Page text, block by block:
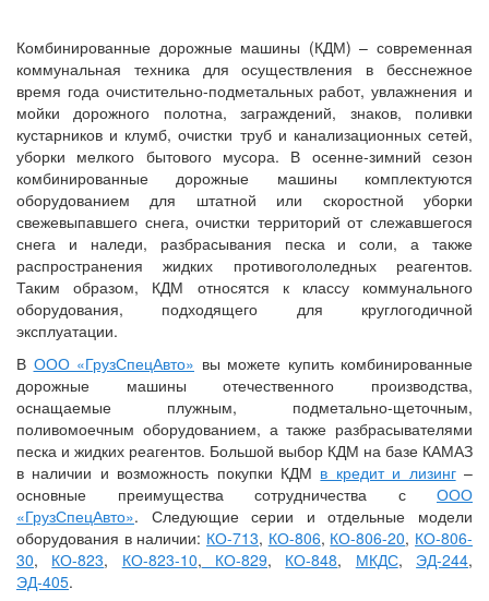
Комбинированные дорожные машины (КДМ) – современная
коммунальная техника для осуществления в бесснежное
время года очистительно-подметальных работ, увлажнения и
мойки дорожного полотна, заграждений, знаков, поливки
кустарников и клумб, очистки труб и канализационных сетей,
уборки мелкого бытового мусора. В осенне-зимний сезон
комбинированные дорожные машины комплектуются
оборудованием для штатной или скоростной уборки
свежевыпавшего снега, очистки территорий от слежавшегося
снега и наледи, разбрасывания песка и соли, а также
распространения жидких противогололедных реагентов.
Таким образом, КДМ относятся к классу коммунального
оборудования, подходящего для круглогодичной
эксплуатации.
В ООО «ГрузСпецАвто» вы можете купить комбинированные
дорожные машины отечественного производства,
оснащаемые плужным, подметально-щеточным,
поливомоечным оборудованием, а также разбрасывателями
песка и жидких реагентов. Большой выбор КДМ на базе КАМАЗ
в наличии и возможность покупки КДМ в кредит и лизинг–
основные преимущества сотрудничества с ООО
«ГрузСпецАвто». Следующие серии и отдельные модели
оборудования в наличии: КО-713, КО-806, КО-806-20, КО-806-
30, КО-823, КО-823-10, КО-829, КО-848, МКДС, ЭД-244,
ЭД-405.